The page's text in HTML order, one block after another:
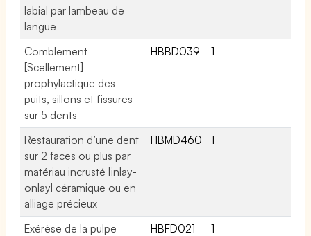
labial par lambeau de
langue
Comblement
[Scellement]
prophylactique des
puits, sillons et fissures
sur 5 dents
HBBD039 1
Restauration d’une dent
sur 2 faces ou plus par
matériau incrusté [inlay-
onlay] céramique ou en
alliage précieux
HBMD460 1
Exérèse de la pulpe
HBFD021 1